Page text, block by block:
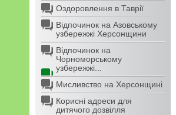
Оздоровлення в Таврії
Відпочинок на Азовському
узбережжі Херсонщини
Відпочинок на
Чорноморському
узбережжі...
Мисливство на Херсонщині
Корисні адреси для
дитячого дозвілля